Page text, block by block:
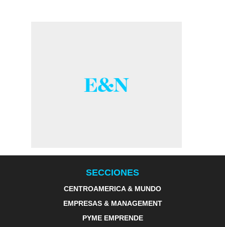
SECCIONES
CENTROAMERICA & MUNDO
EMPRESAS & MANAGEMENT
PYME EMPRENDE